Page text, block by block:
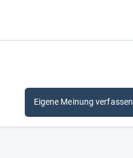
Eigene Meinung verfassen